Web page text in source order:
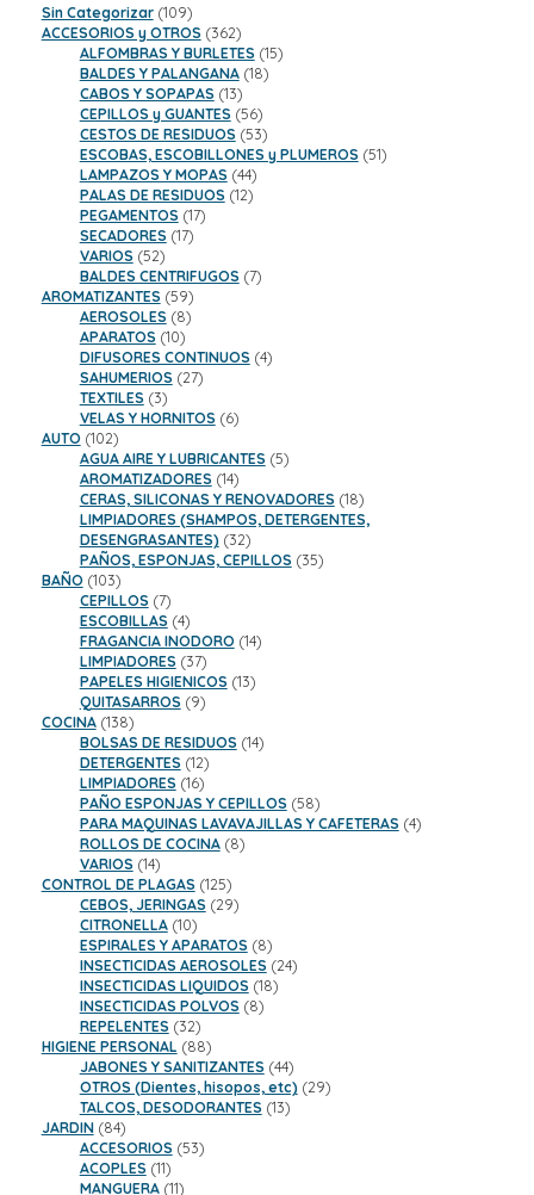
Sin Categorizar 109109
productos
ACCESORIOS y OTROS 362362
productos
ALFOMBRAS Y BURLETES 1515
BALDES Y PALANGANA 1818
CABOS Y SOPAPAS 1313
productos
CEPILLOS y GUANTES 5656
productos
CESTOS DE RESIDUOS 5353
productos
ESCOBAS, ESCOBILLONES y PLUMEROS 5151
LAMPAZOS Y MOPAS 4444
productos
PALAS DE RESIDUOS 1212
PEGAMENTOS 1717
SECADORES 1717
VARIOS 5252
productos
BALDES CENTRIFUGOS 77
AROMATIZANTES 5959
productos
AEROSOLES 88
productos
APARATOS 1010
productos
DIFUSORES CONTINUOS 44
SAHUMERIOS 2727
TEXTILES 33
productos
VELAS Y HORNITOS 66
AUTO 102102
productos
AGUA AIRE Y LUBRICANTES 55
AROMATIZADORES 1414
productos
CERAS, SILICONAS Y RENOVADORES 1818
productos
LIMPIADORES (SHAMPOS, DETERGENTES,
DESENGRASANTES) 3232
productos
PAÑOS, ESPONJAS, CEPILLOS 3535
BAÑO 103103
productos
CEPILLOS 77
productos
ESCOBILLAS 44
productos
FRAGANCIA INODORO 1414
LIMPIADORES 3737
productos
PAPELES HIGIENICOS 1313
QUITASARROS 99
COCINA 138138
productos
BOLSAS DE RESIDUOS 1414
DETERGENTES 1212
productos
LIMPIADORES 1616
productos
PAÑO ESPONJAS Y CEPILLOS 5858
productos
PARA MAQUINAS LAVAVAJILLAS Y CAFETERAS 44
ROLLOS DE COCINA 88
VARIOS 1414
productos
CONTROL DE PLAGAS 125125
productos
CEBOS, JERINGAS 2929
CITRONELLA 1010
productos
ESPIRALES Y APARATOS 88
productos
INSECTICIDAS AEROSOLES 2424
INSECTICIDAS LIQUIDOS 1818
INSECTICIDAS POLVOS 88
REPELENTES 3232
productos
HIGIENE PERSONAL 8888
productos
JABONES Y SANITIZANTES 4444
productos
OTROS (Dientes, hisopos, etc) 2929
TALCOS, DESODORANTES 1313
JARDIN 8484
productos
ACCESORIOS 5353
ACOPLES 1111
productos
MANGUERA 1111